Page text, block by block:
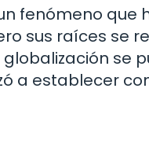
fenómeno
sus raíces se
se
a establecer